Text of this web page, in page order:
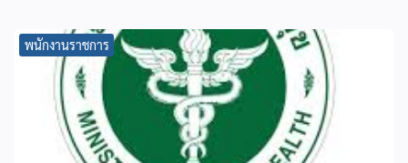
พนักงานราชการ